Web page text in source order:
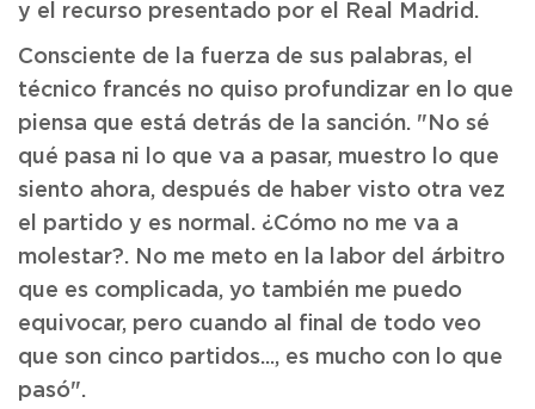
y el recurso presentado por el Real Madrid.
Consciente de la fuerza de sus palabras, el
técnico francés no quiso profundizar en lo que
piensa que está detrás de la sanción. "No sé
qué pasa ni lo que va a pasar, muestro lo que
siento ahora, después de haber visto otra vez
el partido y es normal. ¿Cómo no me va a
molestar?. No me meto en la labor del árbitro
que es complicada, yo también me puedo
equivocar, pero cuando al final de todo veo
que son cinco partidos..., es mucho con lo que
pasó".